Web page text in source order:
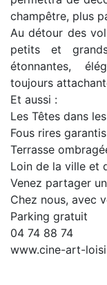
champêtre, plus
Au détour des
petits et
étonnantes,
toujours
Et aussi :
Les Têtes dans
Fous rires
Terrasse
Loin de la ville et
Venez partager
Chez nous, avec
Parking gratuit
04 74 88 74
www.cine-art-